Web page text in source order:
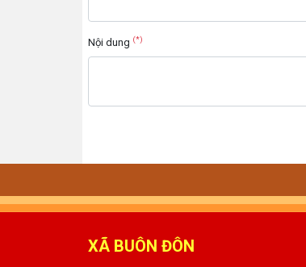
Nội dung (*)
XÃ BUÔN ĐÔN